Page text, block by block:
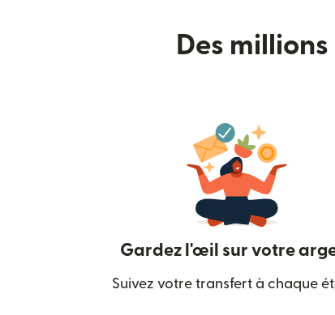
Des
Gardez l'œil sur votre
Suivez votre transfert à chaque